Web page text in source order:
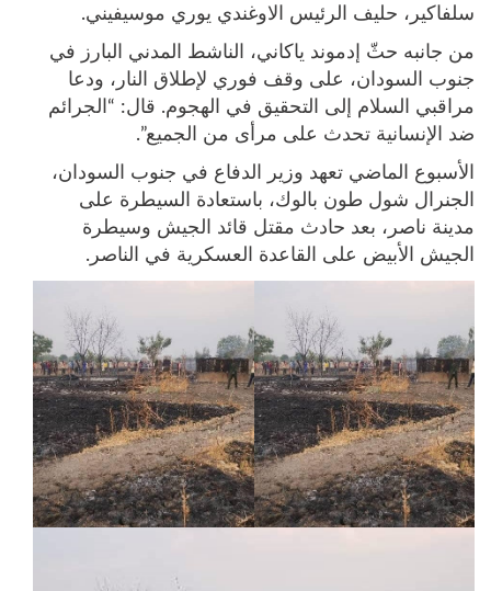
سلفاكير، حليف الرئيس الاوغندي يوري موسيفيني.
من جانبه حثّ إدموند ياكاني، الناشط المدني البارز في
جنوب السودان، على وقف فوري لإطلاق النار، ودعا
مراقبي السلام إلى التحقيق في الهجوم. قال: “الجرائم
ضد الإنسانية تحدث على مرأى من الجميع”.
الأسبوع الماضي تعهد وزير الدفاع في جنوب السودان،
الجنرال شول طون بالوك، باستعادة السيطرة على
مدينة ناصر، بعد حادث مقتل قائد الجيش وسيطرة
الجيش الأبيض على القاعدة العسكرية في الناصر.